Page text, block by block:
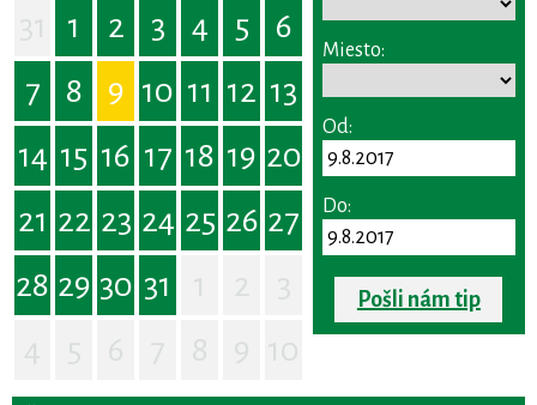
1 2 3 4 5
6
7
8 9 10 11 12 13
14 15 16 17 18 19 20
21 22 23 24 25 26 27
28 29 30 31
Miesto:
Od:
Do:
Pošli nám tip